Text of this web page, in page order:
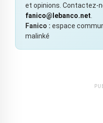
et opinions. Contactez-
fanico@lebanco.net
Fanico : espace
malinké